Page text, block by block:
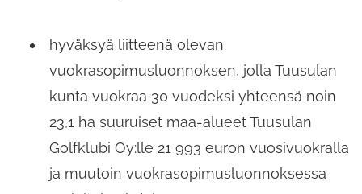
hyväksyä liitteenä olevan
vuokrasopimusluonnoksen, jolla Tuusulan
kunta vuokraa 30 vuodeksi yhteensä noin
23,1 ha suuruiset maa-alueet Tuusulan
Golfklubi Oy:lle 21 993 euron vuosivuokralla
ja muutoin vuokrasopimusluonnoksessa